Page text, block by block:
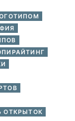
ОТКРЫТОК